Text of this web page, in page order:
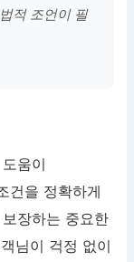
적 조언이 필
움이
건을 정확하게
장하는 중요한
님이 걱정 없이